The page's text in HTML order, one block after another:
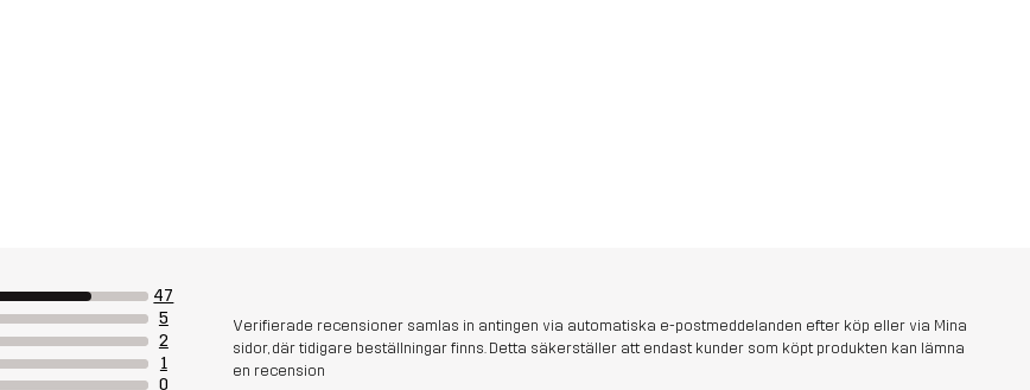
47
5
2
1
0
Verifierade recensioner samlas in antingen via automatiska e-postmeddelanden efter köp eller via Mina
sidor, där tidigare beställningar finns. Detta säkerställer att endast kunder som köpt produkten kan lämna
en recension